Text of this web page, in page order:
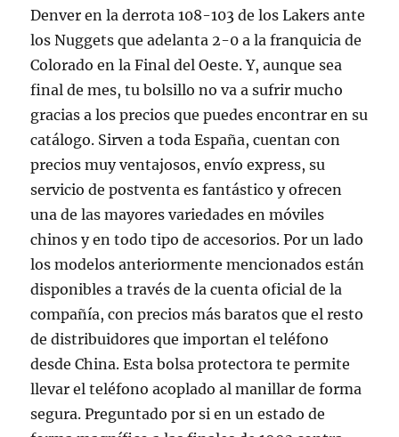
Denver en la derrota 108-103 de los Lakers ante
los Nuggets que adelanta 2-0 a la franquicia de
Colorado en la Final del Oeste. Y, aunque sea
final de mes, tu bolsillo no va a sufrir mucho
gracias a los precios que puedes encontrar en su
catálogo. Sirven a toda España, cuentan con
precios muy ventajosos, envío express, su
servicio de postventa es fantástico y ofrecen
una de las mayores variedades en móviles
chinos y en todo tipo de accesorios. Por un lado
los modelos anteriormente mencionados están
disponibles a través de la cuenta oficial de la
compañía, con precios más baratos que el resto
de distribuidores que importan el teléfono
desde China. Esta bolsa protectora te permite
llevar el teléfono acoplado al manillar de forma
segura. Preguntado por si en un estado de